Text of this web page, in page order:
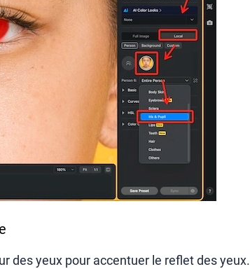
des yeux pour accentuer le reflet des yeux.